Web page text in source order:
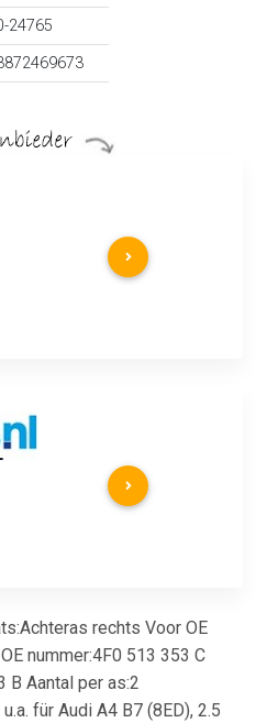
24765
rechts Voor OE
nummer:4F0 513 353 C
B Aantal per as:2
für Audi A4 B7 (8ED), 2.5